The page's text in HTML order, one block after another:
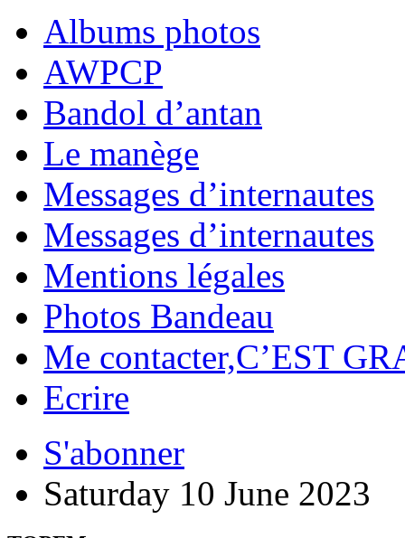
Albums photos
AWPCP
Bandol d’antan
Le manège
Messages d’internautes
Messages d’internautes
Mentions légales
Photos Bandeau
Me contacter,C’EST
Ecrire
S'abonner
Saturday 10 June 2023